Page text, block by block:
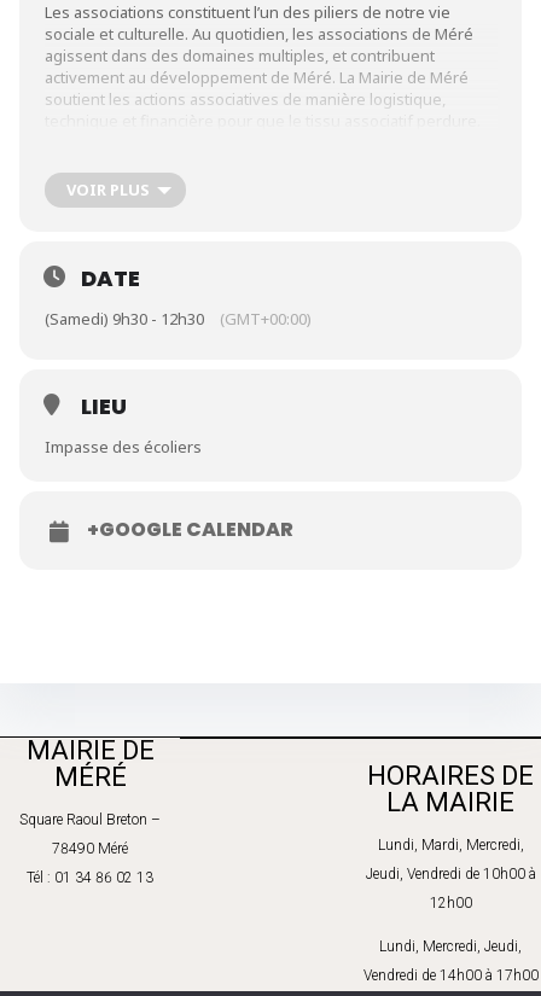
Les associations constituent l’un des piliers de notre vie
sociale et culturelle. Au quotidien, les associations de Méré
agissent dans des domaines multiples, et contribuent
activement au développement de Méré. La Mairie de Méré
soutient les actions associatives de manière logistique,
Le forum, organisée chaque année, est une occasion unique
de (re)découvrir un tissu associatif engagé, de renforcer les
d’échanger directement avec
associations.
Le Forum des Associations est en cela un rendez-vous à ne
pas manquer !
VOIR PLUS
DATE
(Samedi) 9h30 - 12h30 (GMT+00:00)
LIEU
Impasse des écoliers
+GOOGLE CALENDAR
MAIRIE DE
MÉRÉ
Square Raoul Breton –
78490 Méré
Tél : 01 34 86 02 13
HORAIRES DE
LA MAIRIE
Lundi, Mardi, Mercredi,
Jeudi, Vendredi de 10h00 à
12h00
Lundi, Mercredi, Jeudi,
Vendredi de 14h00 à 17h00